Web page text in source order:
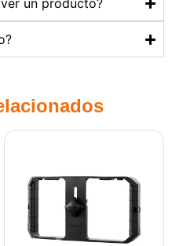
un producto?